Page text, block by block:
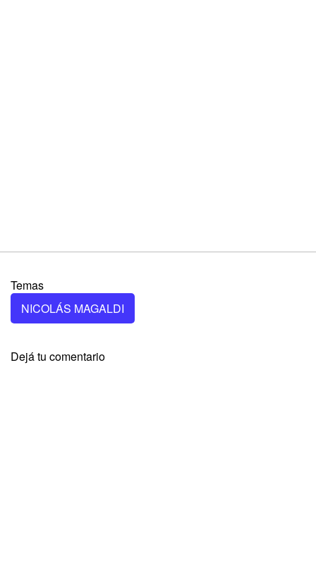
Temas
NICOLÁS MAGALDI
Dejá tu comentario